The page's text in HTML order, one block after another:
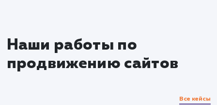
Настраиваем участие в акциях и
спецпредложениях Яндекс Маркета.
Подключаем и настраиваем возможности